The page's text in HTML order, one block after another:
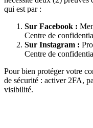
qui est par :
Sur Facebook :
Centre de
Sur Instagram :
Centre de
Pour bien protéger votre
de sécurité : activer 2FA,
visibilité.